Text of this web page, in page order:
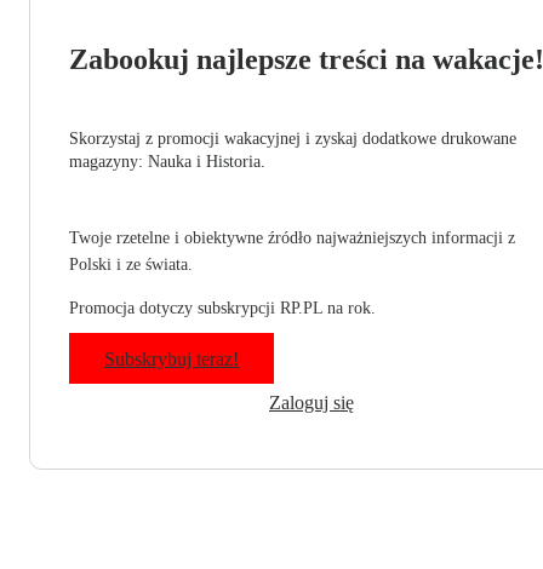
Zabookuj najlepsze treści na wakacje!
Skorzystaj z promocji wakacyjnej i zyskaj dodatkowe drukowane
magazyny: Nauka i Historia.
Twoje rzetelne i obiektywne źródło najważniejszych informacji z
Polski i ze świata.
Promocja dotyczy subskrypcji RP.PL na rok.
Subskrybuj teraz!
Zaloguj się